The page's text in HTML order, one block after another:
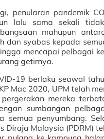
penularan pandemik
lalu sama sekali
mahupun
dan syabas kepada
mencapai pelbagai
getirnya.
19 berlaku seawal
Mac 2020, UPM telah
mereka
sumbangan
semua penyumbang.
Diraja Malaysia (PDRM)